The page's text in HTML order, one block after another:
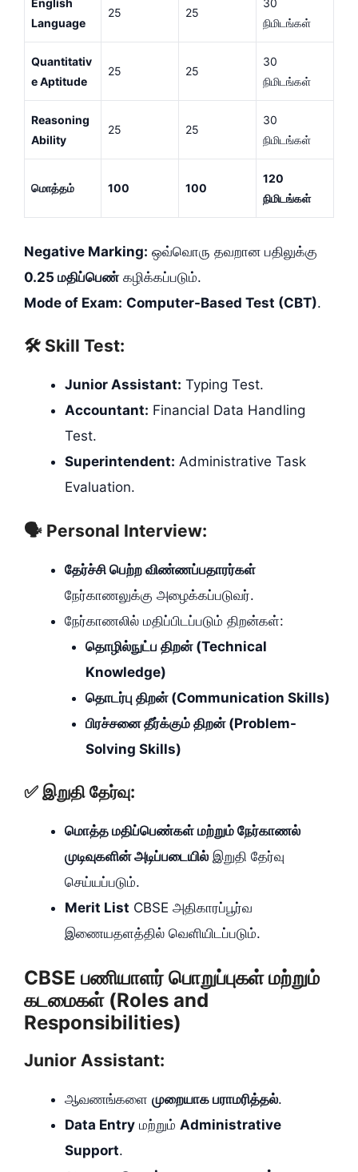
English
Language
25 25
30
நிமிடங்கள்
Quantitativ
e Aptitude
25 25
30
நிமிடங்கள்
Reasoning
Ability
25 25
30
நிமிடங்கள்
மொத்தம் 100 100
120
நிமிடங்கள்
Negative Marking: ஒவ்வொரு தவறான பதிலுக்கு
0.25 மதிப்பெண்கழிக்கப்படும்.
Mode of Exam: Computer-Based Test (CBT).
🛠️ Skill Test:
Junior Assistant: Typing Test.
Accountant: Financial Data Handling
Test.
Superintendent: Administrative Task
Evaluation.
🗣️ Personal Interview:
தேர்ச்சி பெற்ற விண்ணப்பதாரர்கள்
நேர்காணலுக்கு அழைக்கப்படுவர்.
நேர்காணலில் மதிப்பிடப்படும் திறன்கள்:
தொழில்நுட்ப திறன் (Technical
Knowledge)
தொடர்பு திறன் (Communication Skills)
பிரச்சனை தீர்க்கும் திறன் (Problem-
Solving Skills)
✅ இறுதி தேர்வு:
மொத்த மதிப்பெண்கள் மற்றும் நேர்காணல்
முடிவுகளின் அடிப்படையில் இறுதி தேர்வு
செய்யப்படும்.
Merit List CBSE அதிகாரப்பூர்வ
இணையதளத்தில் வெளியிடப்படும்.
CBSE பணியாளர் பொறுப்புகள் மற்றும்
கடமைகள் (Roles and
Responsibilities)
Junior Assistant:
ஆவணங்களை முறையாக பராமரித்தல்.
Data Entry மற்றும் Administrative
Support.